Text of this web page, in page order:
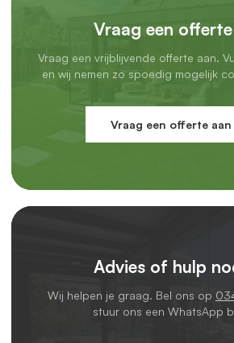
Vraag een
Vraag een vrijblijvende offerte aan.
en wij nemen zo spoedig mogelijk
Vraag een offerte aan
Advies of hulp
Wij helpen je graag. Bel ons op
stuur ons een WhatsApp